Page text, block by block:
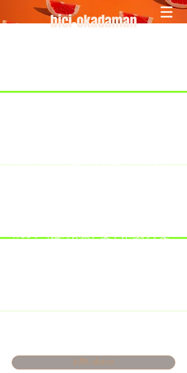
bici-okadaman
7/18：臨時休業とさせていただきま
​7/30：（臨時休業）夏季休暇の予定
お問い合わせ